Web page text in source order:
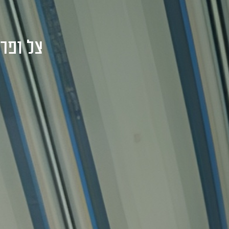
בית אודות
צל